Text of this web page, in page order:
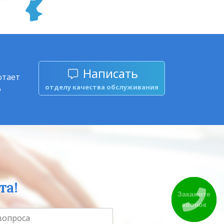
Написать
отделу качества обслуживания